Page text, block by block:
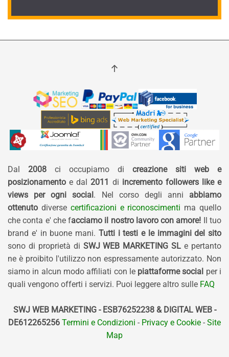
Dal 2008 ci occupiamo di creazione siti web e
posizionamento e dal 2011 di incremento followers like e
views per ogni social. Nel corso degli anni abbiamo
ottenuto diverse certificazioni e riconoscimenti ma quello
che conta e' che facciamo il nostro lavoro con amore! Il tuo
brand e' in buone mani. Tutti i testi e le immagini del sito
sono di proprietà di SWJ WEB MARKETING SL e pertanto
ne è proibito l'utilizzo non espressamente autorizzato. Non
siamo in alcun modo affiliati con le piattaforme social per i
quali vengono offerti i servizi. Puoi leggere altro sulle FAQ
SWJ WEB MARKETING - ESB76252238 & DIGITAL WEB -
DE612265256 Termini e Condizioni - Privacy e Cookie - Site
Map